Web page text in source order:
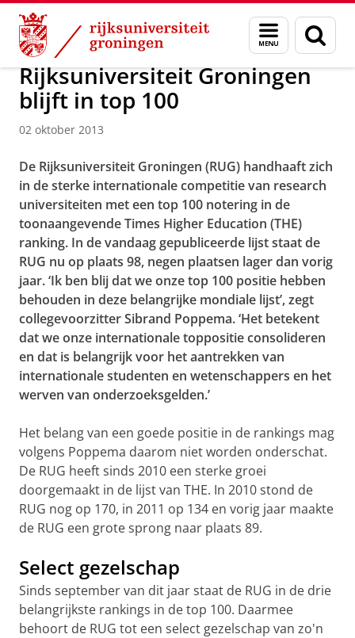
Skip
Content
Skip
Navigation
Menu
en
zoeken
Over ons Actueel Nieuws Nieuwsberichten
Rijksuniversiteit Groningen
blijft in top 100
02 oktober 2013
De Rijksuniversiteit Groningen (RUG) handhaaft zich
in de sterke internationale competitie van research
universiteiten met een top 100 notering in de
toonaangevende Times Higher Education (THE)
ranking. In de vandaag gepubliceerde lijst staat de
RUG nu op plaats 98, negen plaatsen lager dan vorig
jaar. ‘Ik ben blij dat we onze top 100 positie hebben
behouden in deze belangrijke mondiale lijst’, zegt
collegevoorzitter Sibrand Poppema. ‘Het betekent
dat we onze internationale toppositie consolideren
en dat is belangrijk voor het aantrekken van
internationale studenten en wetenschappers en het
werven van onderzoeksgelden.’
Het belang van een goede positie in de rankings mag
volgens Poppema daarom niet worden onderschat.
De RUG heeft sinds 2010 een sterke groei
doorgemaakt in de lijst van THE. In 2010 stond de
RUG nog op 170, in 2011 op 134 en vorig jaar maakte
de RUG een grote sprong naar plaats 89.
Select gezelschap
Sinds september van dit jaar staat de RUG in de drie
belangrijkste rankings in de top 100. Daarmee
behoort de RUG tot een select gezelschap van zo'n